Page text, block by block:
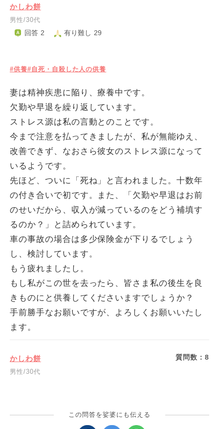
かしわ餅
男性/30代
回答 2 有り難し 29
#供養#自死・自殺した人の供養
妻は精神疾患に陥り、療養中です。
欠勤や早退を繰り返しています。
ストレス源は私の言動とのことです。
今まで注意を払ってきましたが、私が無能ゆえ、
改善できず、なおさら彼女のストレス源になって
いるようです。
先ほど、ついに「死ね」と言われました。十数年
の付き合いで初です。また、「欠勤や早退はお前
のせいだから、収入が減っているのをどう補填す
るのか？」と詰められています。
車の事故の場合は多少保険金が下りるでしょう
し、検討しています。
もう疲れましたし。
もし私がこの世を去ったら、皆さま私の後生を良
きものにと供養してくださいますでしょうか？
手前勝手なお願いですが、よろしくお願いいたし
ます。
かしわ餅
男性/30代
質問数：8
この問答を娑婆にも伝える